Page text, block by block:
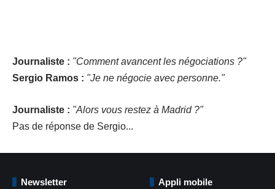
Journaliste : "Comment avancent les négociations ?"
Sergio Ramos : "Je ne négocie avec personne."
Journaliste : "Alors vous restez à Madrid ?"
Pas de réponse de Sergio...
Newsletter Appli mobile